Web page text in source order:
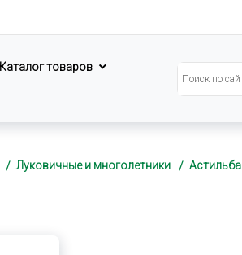
Каталог товаров
Луковичные и многолетники Астильба